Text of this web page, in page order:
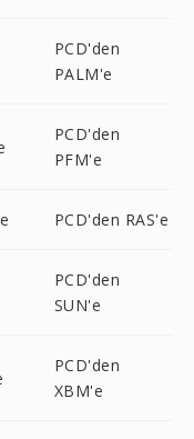
PCD'den
PALM'e
PCD'den
PFM'e
PCD'den RAS'e
PCD'den
SUN'e
PCD'den
XBM'e